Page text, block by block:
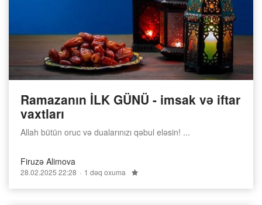
Ramazanın İLK GÜNÜ - imsak və iftar
vaxtları
Allah bütün oruc və dualarınızı qəbul eləsin! ...
Firuzə Alimova
28.02.2025 22:28 1 dəq oxuma